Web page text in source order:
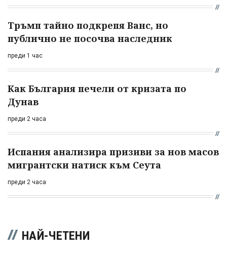
Тръмп тайно подкрепя Ванс, но
публично не посочва наследник
преди 1 час
Как България печели от кризата по
Дунав
преди 2 часа
Испания анализира призиви за нов масов
мигрантски натиск към Сеута
преди 2 часа
НАЙ-ЧЕТЕНИ